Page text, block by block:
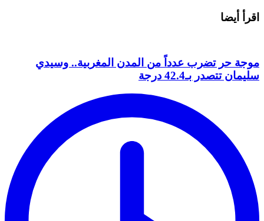
اقرأ أيضا
موجة حر تضرب عدداً من المدن المغربية.. وسيدي
سليمان تتصدر بـ42.4 درجة